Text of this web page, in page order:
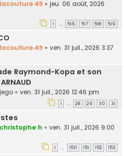
lacouture.49 « jeu. 06 août, 2026
1 … 516 517 518 519
lacouture.49 « ven. 31 juil., 2026 3:37
Raymond-Kopa et son
jego « ven. 31 juil., 2026 12:46 pm
1 … 28 29 30 31
christophe h « ven. 31 juil., 2026 9:00
1 … 150 151 152 153